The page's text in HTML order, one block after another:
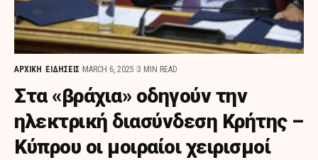
ΑΡΧΙΚΗ ΕΙΔΗΣΕΙΣ MARCH 6, 2025 3 MIN READ
Στα «βράχια» οδηγούν την
ηλεκτρική διασύνδεση Κρήτης –
Κύπρου οι μοιραίοι χειρισμοί